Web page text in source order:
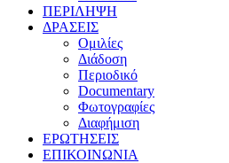
ΠΕΡΙΛΗΨΗ
ΔΡΑΣΕΙΣ
Ομιλίες
Διάδοση
Περιοδικό
Documentary
Φωτογραφίες
Διαφήμιση
ΕΡΩΤΗΣΕΙΣ
ΕΠΙΚΟΙΝΩΝΙΑ